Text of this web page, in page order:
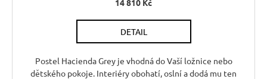
14 810 Kč
DETAIL
Postel Hacienda Grey je vhodná do Vaší ložnice nebo
dětského pokoje. Interiéry obohatí, oslní a dodá mu ten